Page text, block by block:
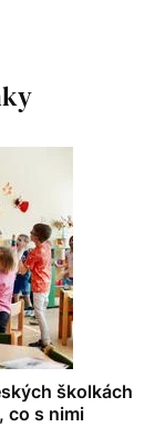
školkách
co s nimi